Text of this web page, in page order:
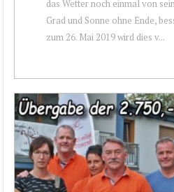
das Wetter noch einmal von
Grad und Sonne ohne Ende,
zum 26. Mai 2019 wird dies v...